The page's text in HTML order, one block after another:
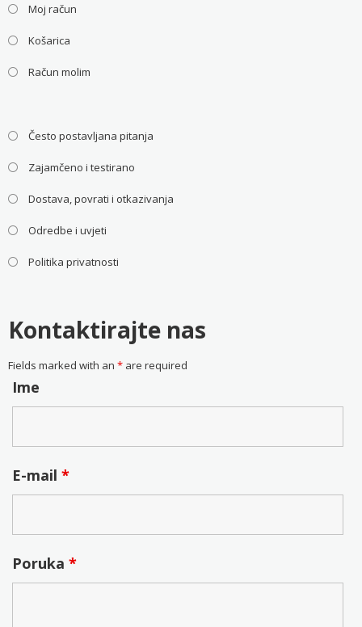
Moj račun
Košarica
Račun molim
Često postavljana pitanja
Zajamčeno i testirano
Dostava, povrati i otkazivanja
Odredbe i uvjeti
Politika privatnosti
Kontaktirajte nas
Fields marked with an *are required
Ime
E-mail *
Poruka *